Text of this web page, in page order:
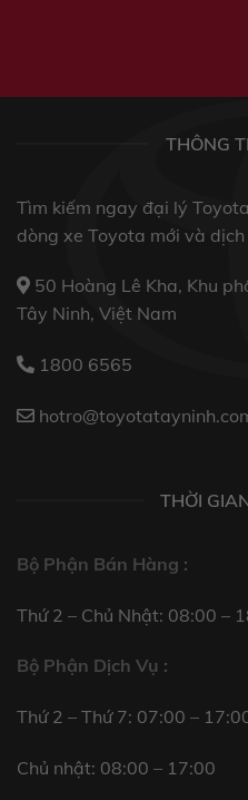
THÔNG
Tìm kiếm ngay đại lý
dòng xe Toyota mới và
50 Hoàng Lê Kha, Khu
Tây Ninh, Việt Nam
1800 6565
THỜI
Bộ Phận Bán Hàng :
Thứ 2 – Chủ Nhật: 08:00 –
Bộ Phận Dịch Vụ :
Thứ 2 – Thứ 7: 07:00 –
Chủ nhật: 08:00 – 17:00